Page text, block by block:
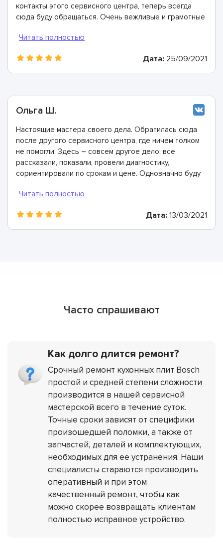
контакты этого сервисного центра, теперь всегда
сюда буду обращаться. Очень вежливые и грамотные
гарантию.
Дата: 25/09/2021
Ольга Ш.
Настоящие мастера своего дела. Обратилась сюда
после другого сервисного центра, где ничем толком
не помогли. Здесь – совсем другое дело: все
рассказали, показали, провели диагностику,
сориентировали по срокам и цене. Однозначно буду
Дата: 13/03/2021
Часто спрашивают
Как долго длится ремонт?
Срочный ремонт кухонных плит Bosch
простой и средней степени сложности
производится в нашей сервисной
мастерской всего в течение суток.
Точные сроки зависят от специфики
произошедшей поломки, а также от
запчастей, деталей и комплектующих,
необходимых для ее устранения. Наши
специалисты стараются производить
оперативный и при этом
качественный ремонт, чтобы как
можно скорее возвращать клиентам
полностью исправное устройство.